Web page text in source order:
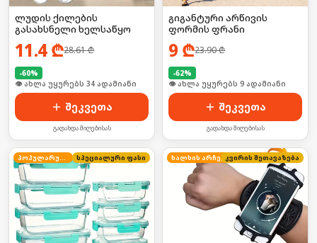
ლუდის ქილების
გასახსნელი ხელსაწყო
11.4₾28.61₾
-60%
🛒 ბოლო 24სთ-ში იყიდა 51-მა
შეკვეთა
გადახდა მიღებისას
გიგანტური არწივის
ფორმის ფრანი
9 ₾23.90₾
-62%
🛒 ბოლო 24სთ-ში იყიდა 11-მა
შეკვეთა
გადახდა მიღებისას
პოპულარული სპეციალური ფასი ხალხის არჩევანი
კვირის შეთავაზება